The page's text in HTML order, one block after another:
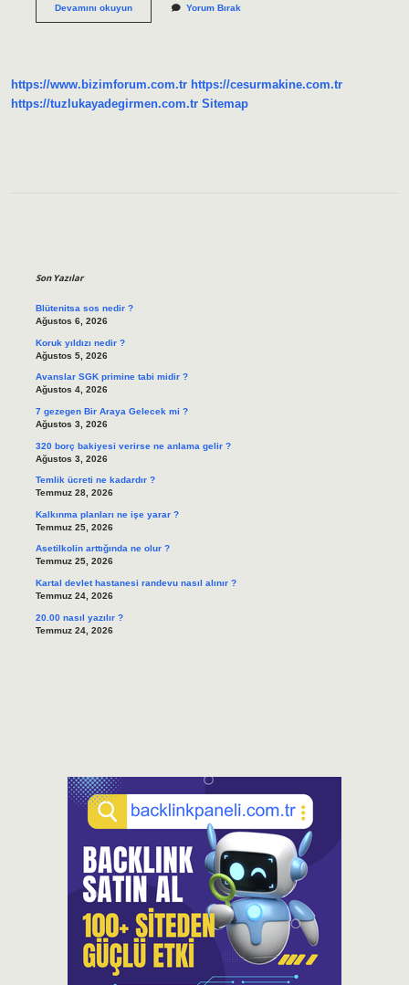
Devamını okuyunButon
Yorum Bırak
https://www.bizimforum.com.tr https://cesurmakine.com.tr
https://tuzlukayadegirmen.com.tr Sitemap
Son Yazılar
Blütenitsa sos nedir ?
Ağustos 6, 2026
Koruk yıldızı nedir ?
Ağustos 5, 2026
Avanslar SGK primine tabi midir ?
Ağustos 4, 2026
7 gezegen Bir Araya Gelecek mi ?
Ağustos 3, 2026
320 borç bakiyesi verirse ne anlama gelir ?
Ağustos 3, 2026
Temlik ücreti ne kadardır ?
Temmuz 28, 2026
Kalkınma planları ne işe yarar ?
Temmuz 25, 2026
Asetilkolin arttığında ne olur ?
Temmuz 25, 2026
Kartal devlet hastanesi randevu nasıl alınır ?
Temmuz 24, 2026
20.00 nasıl yazılır ?
Temmuz 24, 2026